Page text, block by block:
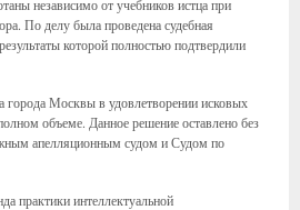
независимо от учебников истца при
По делу была проведена судебная
которой полностью подтвердили
Москвы в удовлетворении исковых
объеме. Данное решение оставлено без
апелляционным судом и Судом по
практики интеллектуальной